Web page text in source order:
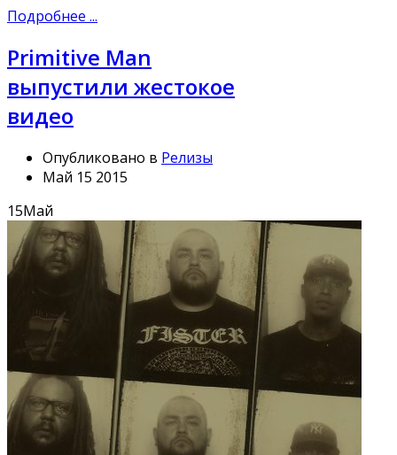
Подробнее ...
Primitive Man
выпустили жестокое
видео
Опубликовано в Релизы
Май 15 2015
15Май